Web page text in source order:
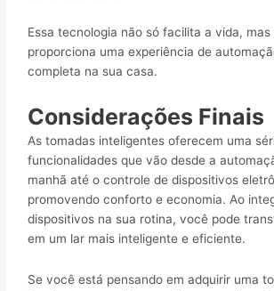
Essa tecnologia não só facilita a vida, mas
proporciona uma experiência de
completa na sua casa.
Considerações Finais
As tomadas inteligentes oferecem uma
funcionalidades que vão desde a
manhã até o controle de dispositivos
promovendo conforto e economia. Ao
dispositivos na sua rotina, você pode
em um lar mais inteligente e eficiente.
Se você está pensando em adquirir uma